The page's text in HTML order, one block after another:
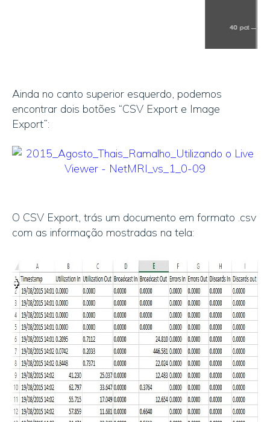
Ainda no canto superior esquerdo, podemos
encontrar dois botões “CSV Export e Image
Export”:
O CSV Export, trás um documento em formato .csv
com as informação mostradas na tela: